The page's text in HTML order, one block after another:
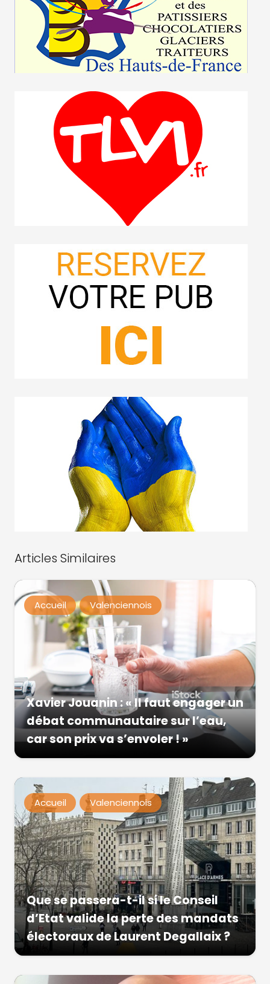
Articles Similaires
Accueil Valenciennois
Xavier Jouanin : « Il faut engager un
débat communautaire sur l’eau,
car son prix va s’envoler ! »
Accueil Valenciennois
Que se passera-t-il si le Conseil
d’Etat valide la perte des mandats
électoraux de Laurent Degallaix ?